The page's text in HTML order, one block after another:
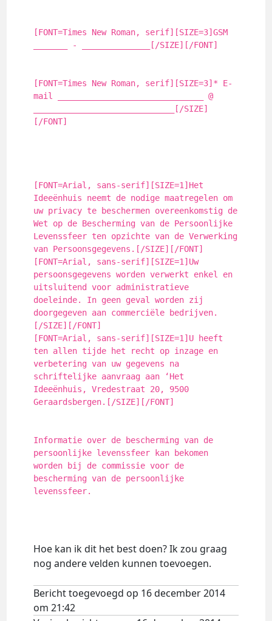
[FONT=Times New Roman, serif][SIZE=3]GSM
_______ - ______________[/SIZE][/FONT]
[FONT=Times New Roman, serif][SIZE=3]* E-
mail ______________________________ @
_____________________________[/SIZE]
[/FONT]
[FONT=Arial, sans-serif][SIZE=1]Het
Ideeënhuis neemt de nodige maatregelen om
uw privacy te beschermen overeenkomstig de
Wet op de Bescherming van de Persoonlijke
Levenssfeer ten opzichte van de Verwerking
van Persoonsgegevens.[/SIZE][/FONT]
[FONT=Arial, sans-serif][SIZE=1]Uw
persoonsgegevens worden verwerkt enkel en
uitsluitend voor administratieve
doeleinde. In geen geval worden zij
doorgegeven aan commerciële bedrijven.
[/SIZE][/FONT]
[FONT=Arial, sans-serif][SIZE=1]U heeft
ten allen tijde het recht op inzage en
verbetering van uw gegevens na
schriftelijke aanvraag aan ‘Het
Ideeënhuis, Vredestraat 20, 9500
Geraardsbergen.[/SIZE][/FONT]
Informatie over de bescherming van de
persoonlijke levenssfeer kan bekomen
worden bij de commissie voor de
bescherming van de persoonlijke
levenssfeer.
Hoe kan ik dit het best doen? Ik zou graag
nog andere velden kunnen toevoegen.
Bericht toegevoegd op 16 december 2014
om 21:42